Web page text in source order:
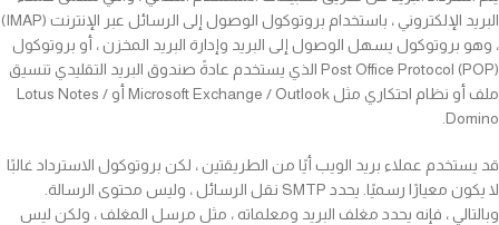
البريد الإلكتروني ، باستخدام بروتوكول الوصول إلى الرسائل عبر الإنترنت (IMAP)
، وهو بروتوكول يسهل الوصول إلى البريد وإدارة البريد المخزن ، أو بروتوكول
Post Office Protocol (POP) الذي يستخدم عادةً صندوق البريد التقليدي تنسيق
ملف أو نظام احتكاري مثل Microsoft Exchange / Outlook أو Lotus Notes /
Domino.
قد يستخدم عملاء بريد الويب أيًا من الطريقتين ، لكن بروتوكول الاسترداد غالبًا
لا يكون معيارًا رسميًا. يحدد SMTP نقل الرسائل ، وليس محتوى الرسالة.
وبالتالي ، فإنه يحدد مغلف البريد ومعلماته ، مثل مرسل المغلف ، ولكن ليس